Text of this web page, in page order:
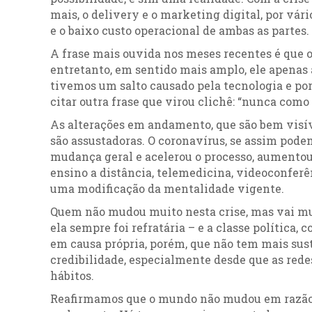
mais, o delivery e o marketing digital, por
e o baixo custo operacional de ambas as partes.
A frase mais ouvida nos meses recentes é
entretanto, em sentido mais amplo, ele
tivemos um salto causado pela tecnologia e
citar outra frase que virou clichê: “nunca como
As alterações em andamento, que são bem
são assustadoras. O coronavírus, se assim
mudança geral e acelerou o processo,
ensino a distância, telemedicina,
uma modificação da mentalidade vigente.
Quem não mudou muito nesta crise, mas vai
ela sempre foi refratária – e a classe política,
em causa própria, porém, que não tem mais
credibilidade, especialmente desde que as
hábitos.
Reafirmamos que o mundo não mudou em